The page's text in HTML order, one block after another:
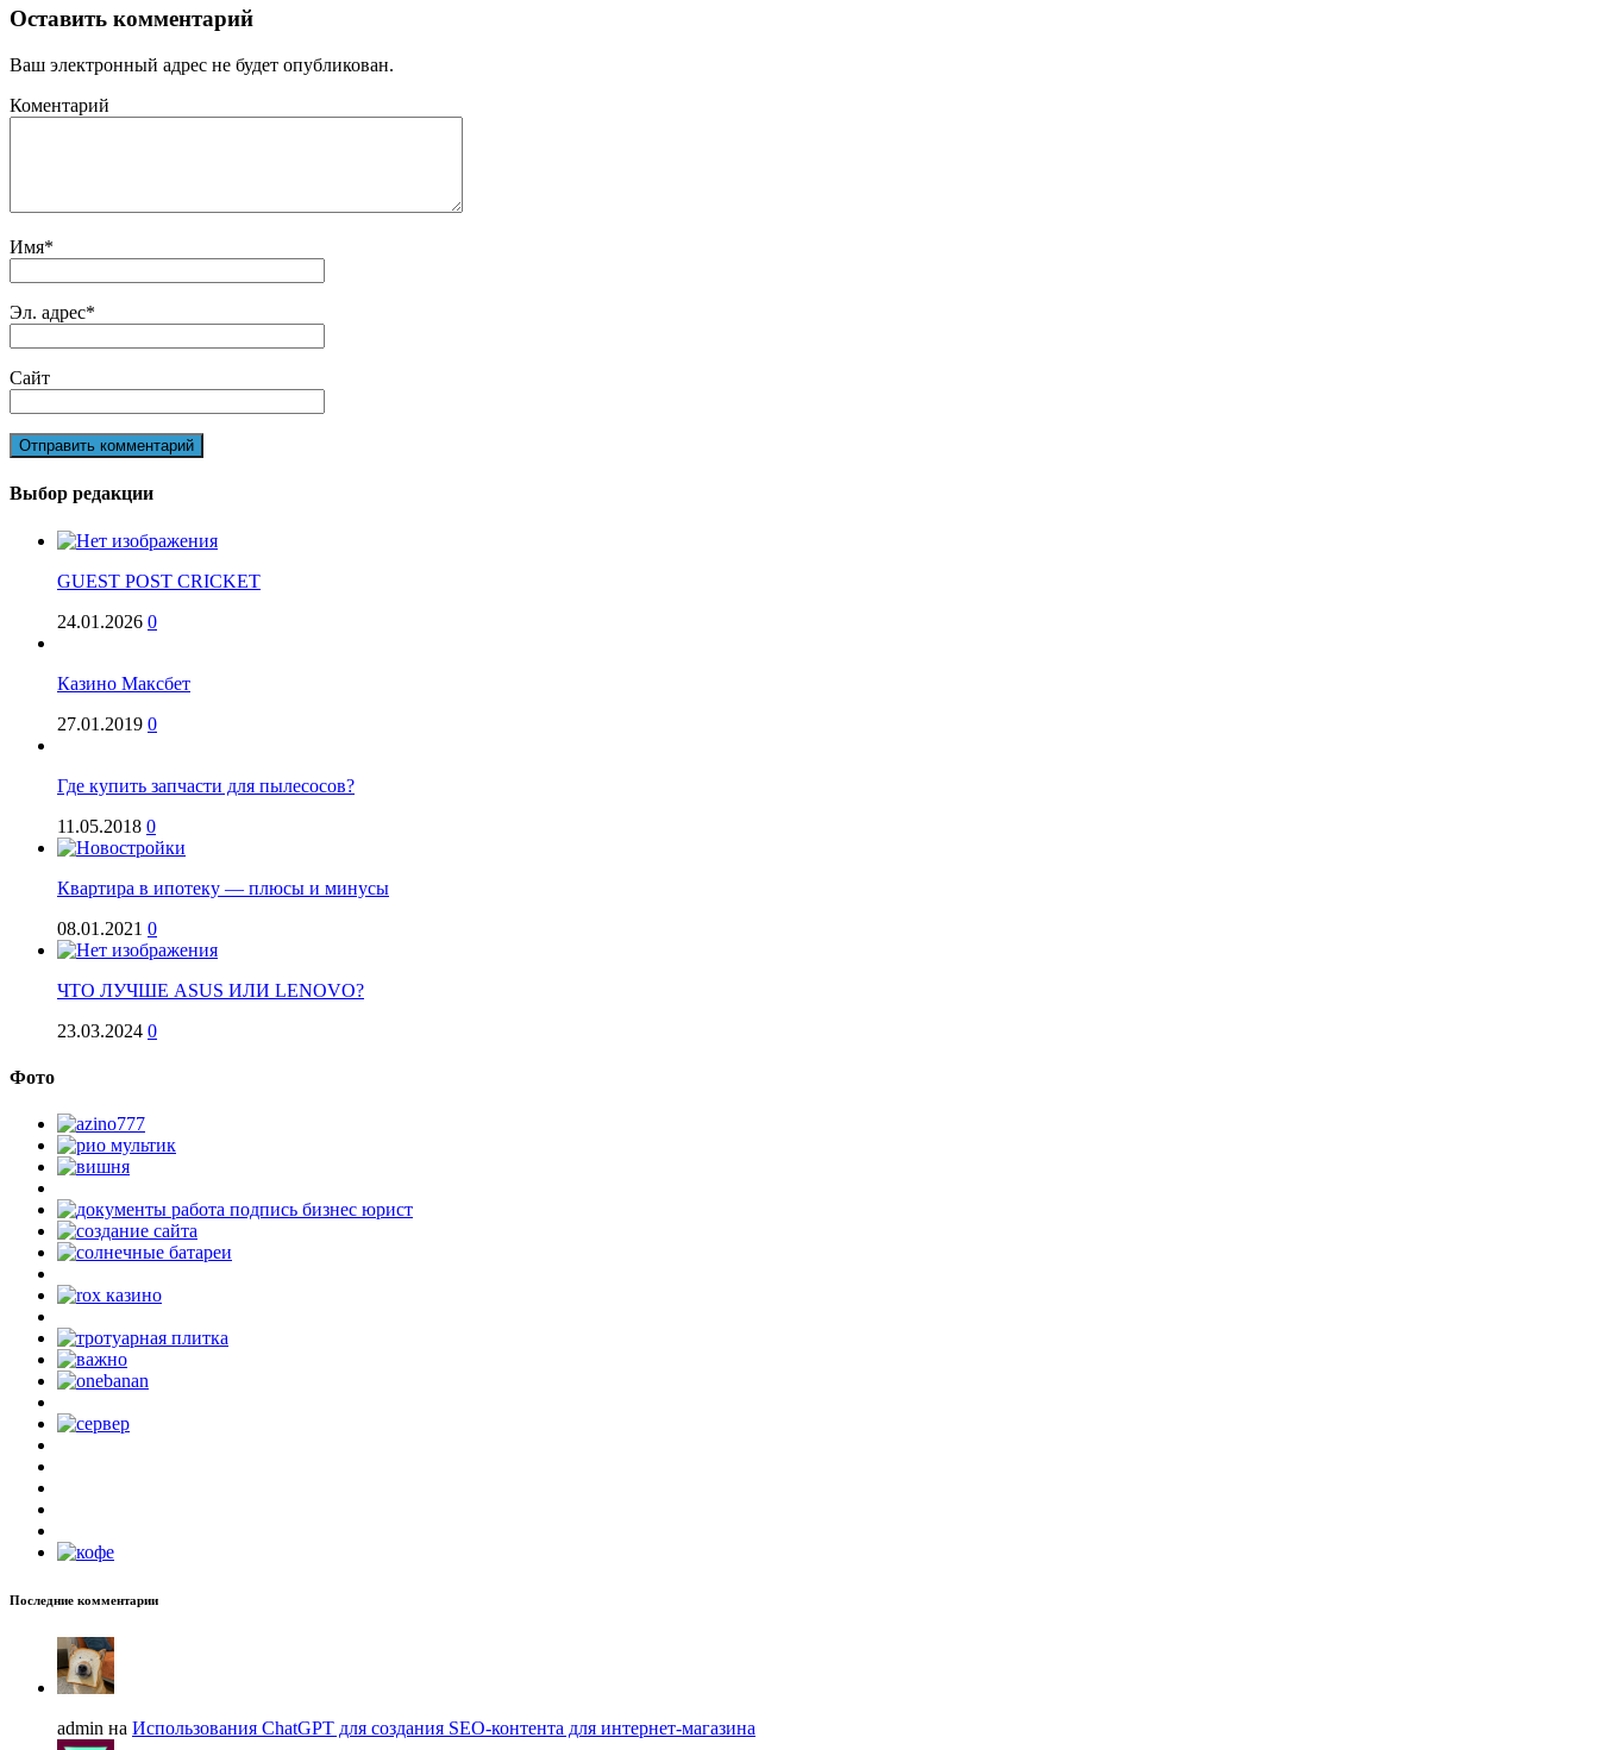
Оставить комментарий
Ваш электронный адрес не будет опубликован.
Коментарий
Имя*
Эл. адрес*
Сайт
Выбор редакции
GUEST POST CRICKET
24.01.2026 0
Казино Максбет
27.01.2019 0
Где купить запчасти для пылесосов?
11.05.2018 0
Квартира в ипотеку — плюсы и минусы
08.01.2021 0
ЧТО ЛУЧШЕ ASUS ИЛИ LENOVO?
23.03.2024 0
Фото
Последние комментарии
admin на Использования ChatGPT для создания SEO-контента для интернет-магазина